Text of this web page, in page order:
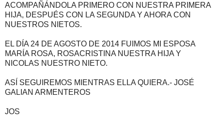
ACOMPAÑÁNDOLA PRIMERO CON NUESTRA PRIMERA
HIJA, DESPUÉS CON LA SEGUNDA Y AHORA CON
NUESTROS NIETOS.
EL DÍA 24 DE AGOSTO DE 2014 FUIMOS MI ESPOSA
MARÍA ROSA, ROSACRISTINA NUESTRA HIJA Y
NICOLAS NUESTRO NIETO.
ASÍ SEGUIREMOS MIENTRAS ELLA QUIERA.- JOSÉ
GALIAN ARMENTEROS
JOS